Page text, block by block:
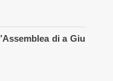
di a Giu